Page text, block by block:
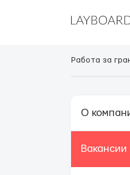
Работа за
О
Вакансии